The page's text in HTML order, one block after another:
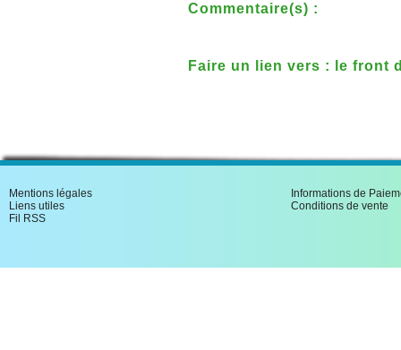
Commentaire(s) :
Faire un lien vers : le front
Mentions légales
Liens utiles
Fil RSS
Informations de
Conditions de vente